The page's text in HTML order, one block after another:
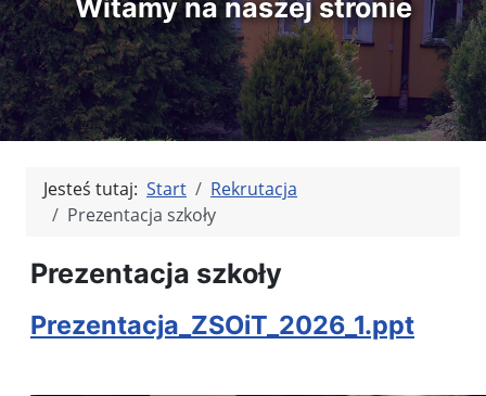
Witamy na naszej stronie
Jesteś tutaj: Start
Rekrutacja
Prezentacja szkoły
Prezentacja szkoły
Prezentacja_ZSOiT_2026_1.ppt